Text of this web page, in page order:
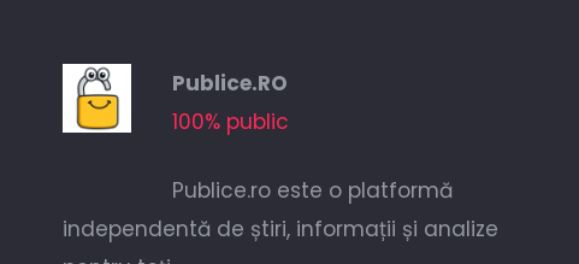
Publice.RO
100% public
Publice.ro este o platformă
independentă de știri, informații și analize